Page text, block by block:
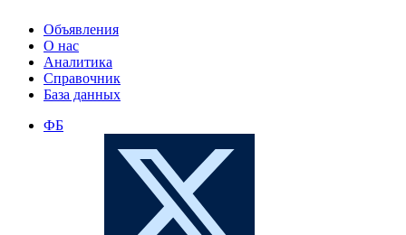
Объявления
О нас
Аналитика
Справочник
База данных
ФБ